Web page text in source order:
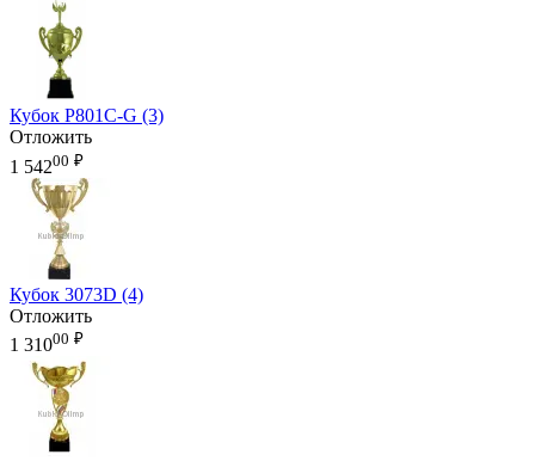
Кубок P801C-G (3)
Отложить
1 54200 ₽
Кубок 3073D (4)
Отложить
1 31000 ₽